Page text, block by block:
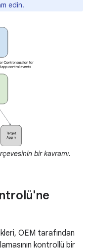
edin.
bir kavramı.
OEM tarafından
kontrollü bir